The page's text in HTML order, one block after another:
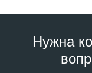
Нужна